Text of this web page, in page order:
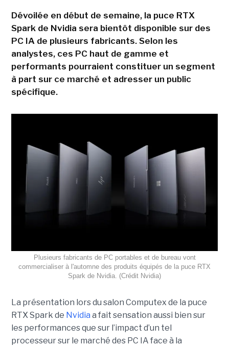
Dévoilée en début de semaine, la puce RTX
Spark de Nvidia sera bientôt disponible sur des
PC IA de plusieurs fabricants. Selon les
analystes, ces PC haut de gamme et
performants pourraient constituer un segment
à part sur ce marché et adresser un public
spécifique.
Plusieurs fabricants de PC portables et de bureau vont
commercialiser à l'automne des produits équipés de la puce RTX
Spark de Nvidia. (Crédit Nvidia)
La présentation lors du salon Computex de la puce
RTX Spark de Nvidia a fait sensation aussi bien sur
les performances que sur l’impact d’un tel
processeur sur le marché des PC IA face à la